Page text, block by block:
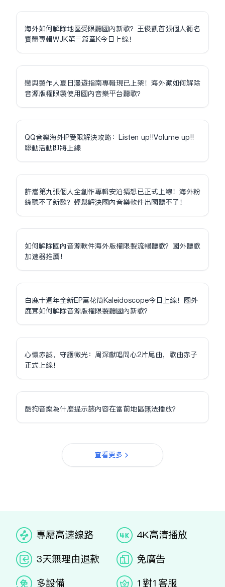
海外如何解除地區受限聽國內新歌？王俊凱首張個人同名
實體專輯WJK第三篇章K今日上線！
戀與製作人夏日漫遊指南專輯現已上架！海外黨如何解除
音源版權限制使用國內音樂平台聽歌？
QQ音樂海外IP受限解決攻略：Listen up!!Volume up!!
聯動活動即將上線
許嵩第九張個人全創作專輯安泊猜想已正式上線！海外粉
絲聽不了新歌？輕鬆解決國內音樂軟件出國聽不了！
如何解除國內音源軟件海外版權限制流暢聽歌？國外聽歌
加速器推薦！
白鹿十週年全新EP萬花筒Kaleidoscope今日上線！國外
鹿茸如何解除音源版權限制聽國內新歌？
心懷赤誠，守護微光：周深獻唱問心2片尾曲，歌曲赤子
正式上線！
酷狗音樂為什麼提示該內容在當前地區無法播放？
查看更多
专属高速线路
4K高清播放
3天无理由退款
免广告
多设备
1对1客服